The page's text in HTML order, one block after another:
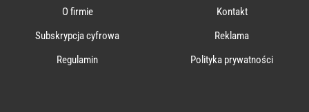
O firmie
Kontakt
Subskrypcja cyfrowa
Reklama
Regulamin
Polityka prywatności